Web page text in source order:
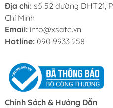
Địa chỉ: số 52 đường ĐHT21,
Chí Minh
Email: info@xsafe.vn
Hotline: 090 9933 258
Chính Sách & Hướng Dẫn